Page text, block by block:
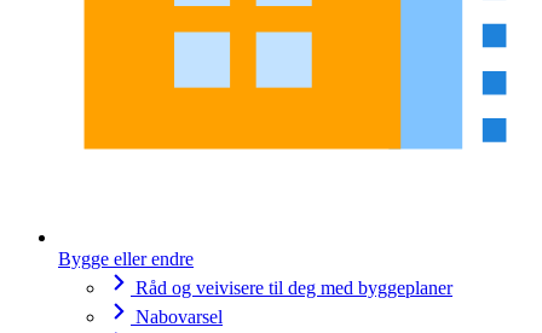
Bygge eller endre
Råd og veivisere til deg med byggeplaner
Nabovarsel